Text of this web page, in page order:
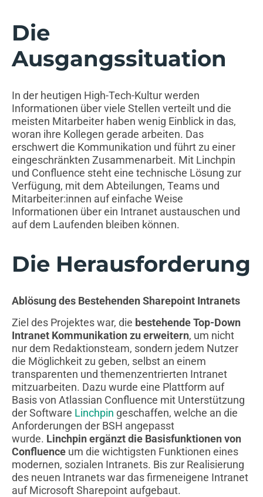
Die
Ausgangssituation
In der heutigen High-Tech-Kultur werden
Informationen über viele Stellen verteilt und die
meisten Mitarbeiter haben wenig Einblick in das,
woran ihre Kollegen gerade arbeiten. Das
erschwert die Kommunikation und führt zu einer
eingeschränkten Zusammenarbeit. Mit Linchpin
und Confluence steht eine technische Lösung zur
Verfügung, mit dem Abteilungen, Teams und
Mitarbeiter:innen auf einfache Weise
Informationen über ein Intranet austauschen und
auf dem Laufenden bleiben können.
Die Herausforderung
Ablösung des Bestehenden Sharepoint Intranets
Ziel des Projektes war, die bestehende Top-Down
Intranet Kommunikation zu erweitern, um nicht
nur dem Redaktionsteam, sondern jedem Nutzer
die Möglichkeit zu geben, selbst an einem
transparenten und themenzentrierten Intranet
mitzuarbeiten. Dazu wurde eine Plattform auf
Basis von Atlassian Confluence mit Unterstützung
der Software Linchpin geschaffen, welche an die
Anforderungen der BSH angepasst
wurde. Linchpin ergänzt die Basisfunktionen von
Confluence um die wichtigsten Funktionen eines
modernen, sozialen Intranets. Bis zur Realisierung
des neuen Intranets war das firmeneigene Intranet
auf Microsoft Sharepoint aufgebaut.